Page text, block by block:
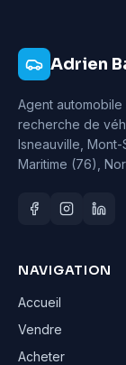
Adrien
Agent automobile
recherche de
Isneauville,
Maritime (76),
NAVIGATION
Accueil
Vendre
Acheter